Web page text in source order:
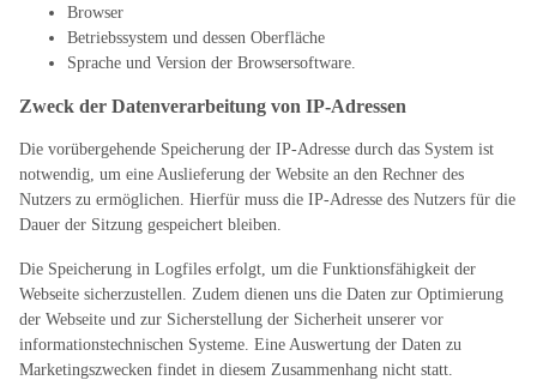
Browser
Betriebssystem und dessen Oberfläche
Sprache und Version der Browsersoftware.
Zweck der Datenverarbeitung von IP-Adressen
Die vorübergehende Speicherung der IP-Adresse durch das System ist
notwendig, um eine Auslieferung der Website an den Rechner des
Nutzers zu ermöglichen. Hierfür muss die IP-Adresse des Nutzers für die
Dauer der Sitzung gespeichert bleiben.
Die Speicherung in Logfiles erfolgt, um die Funktionsfähigkeit der
Webseite sicherzustellen. Zudem dienen uns die Daten zur Optimierung
der Webseite und zur Sicherstellung der Sicherheit unserer vor
informationstechnischen Systeme. Eine Auswertung der Daten zu
Marketingszwecken findet in diesem Zusammenhang nicht statt.